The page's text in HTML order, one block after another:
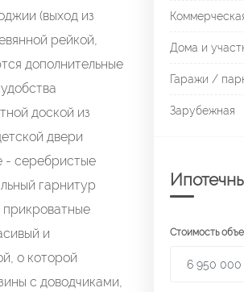
(выход из
рейкой,
дополнительные
доской из
двери
- серебристые
гарнитур
прикроватные
и
о которой
с доводчиками,
Дома и
Гаражи /
Зарубежная
Стоимость